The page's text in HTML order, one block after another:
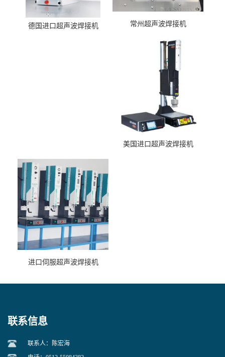
德国进口超声波焊接机 常州超声波焊接机
美国进口超声波焊接机
进口伺服超声波焊接机
联系信息
联系人：陈宏海